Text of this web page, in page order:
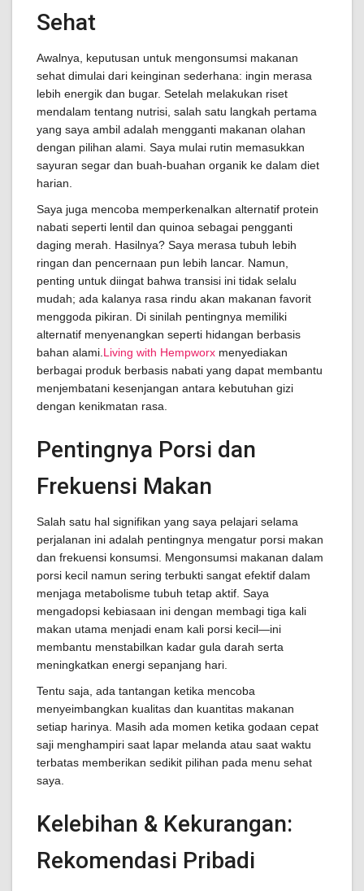
Sehat
Awalnya, keputusan untuk mengonsumsi makanan
sehat dimulai dari keinginan sederhana: ingin merasa
lebih energik dan bugar. Setelah melakukan riset
mendalam tentang nutrisi, salah satu langkah pertama
yang saya ambil adalah mengganti makanan olahan
dengan pilihan alami. Saya mulai rutin memasukkan
sayuran segar dan buah-buahan organik ke dalam diet
harian.
Saya juga mencoba memperkenalkan alternatif protein
nabati seperti lentil dan quinoa sebagai pengganti
daging merah. Hasilnya? Saya merasa tubuh lebih
ringan dan pencernaan pun lebih lancar. Namun,
penting untuk diingat bahwa transisi ini tidak selalu
mudah; ada kalanya rasa rindu akan makanan favorit
menggoda pikiran. Di sinilah pentingnya memiliki
alternatif menyenangkan seperti hidangan berbasis
bahan alami. Living with Hempworx menyediakan
berbagai produk berbasis nabati yang dapat membantu
menjembatani kesenjangan antara kebutuhan gizi
dengan kenikmatan rasa.
Pentingnya Porsi dan
Frekuensi Makan
Salah satu hal signifikan yang saya pelajari selama
perjalanan ini adalah pentingnya mengatur porsi makan
dan frekuensi konsumsi. Mengonsumsi makanan dalam
porsi kecil namun sering terbukti sangat efektif dalam
menjaga metabolisme tubuh tetap aktif. Saya
mengadopsi kebiasaan ini dengan membagi tiga kali
makan utama menjadi enam kali porsi kecil—ini
membantu menstabilkan kadar gula darah serta
meningkatkan energi sepanjang hari.
Tentu saja, ada tantangan ketika mencoba
menyeimbangkan kualitas dan kuantitas makanan
setiap harinya. Masih ada momen ketika godaan cepat
saji menghampiri saat lapar melanda atau saat waktu
terbatas memberikan sedikit pilihan pada menu sehat
saya.
Kelebihan & Kekurangan:
Rekomendasi Pribadi